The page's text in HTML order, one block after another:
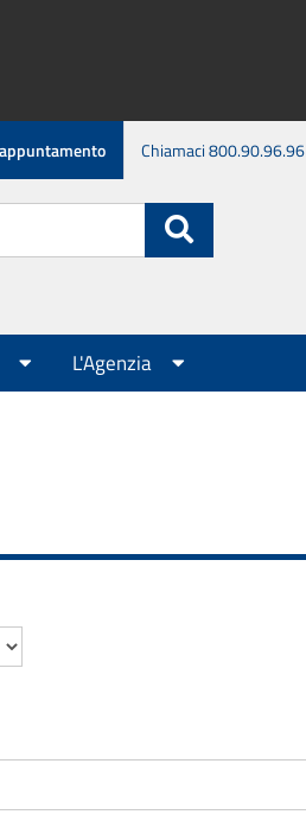
Chiamaci 800.90.96.96
L'Agenzia